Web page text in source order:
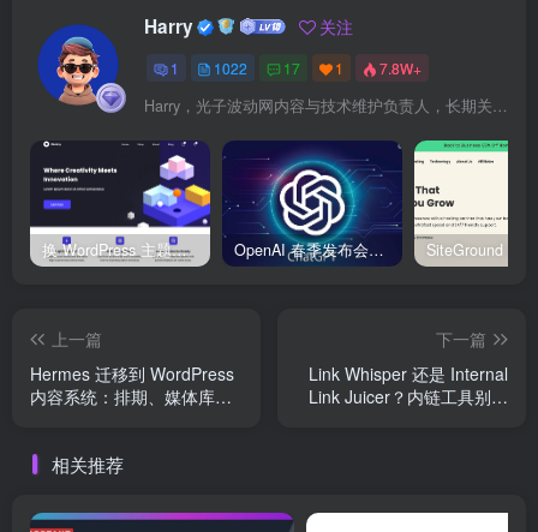
Harry 关注
1 1022 17 1 7.8W+
Harry，光子波动网内容与技术维护负责人，长期关注 WordPress、Elementor、WooCommerce、网站报错修复、性能优化、SEO 内容排期与结构化数据优化。擅长把复杂的网站故障拆成可执行的排查步骤，并持续维护 361sale.com 的 WordPress 实战教程知识库。
换 WordPress 主题前先看这份清单：Kadence、Blocksy Pro 与 WoodMart 的实操配置教程 OpenAI 春季发布会：全新 GPT-4o 多模态模型发布，实时互动及免费用户升级全面开启
上一篇
Hermes 迁移到 WordPress
内容系统：排期、媒体库与
下一篇
Link Whisper 还是 Internal
Link Juicer？内链工具别急
相关推荐